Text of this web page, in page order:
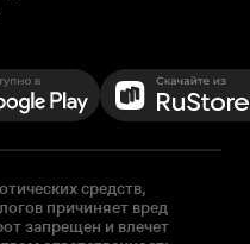
средств,
причиняет вред
запрещен и влечет